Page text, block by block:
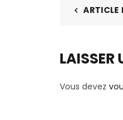
ARTICLE
LAISSER
Vous devez